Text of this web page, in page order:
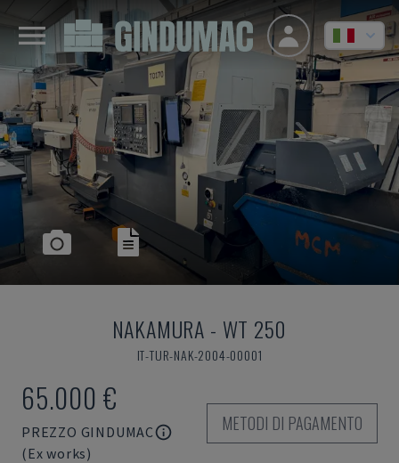
NAKAMURA - WT 250
IT-TUR-NAK-2004-00001
65.000 €
PREZZO GINDUMAC
(Ex works)
METODI DI PAGAMENTO